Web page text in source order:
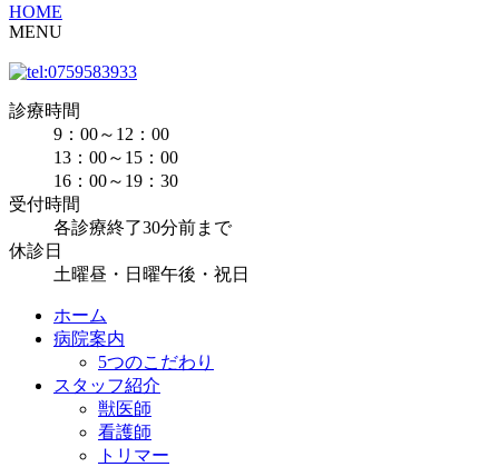
HOME
MENU
診療時間
9：00～12：00
13：00～15：00
16：00～19：30
受付時間
各診療終了30分前まで
休診日
土曜昼・日曜午後・祝日
ホーム
病院案内
5つのこだわり
スタッフ紹介
獣医師
看護師
トリマー